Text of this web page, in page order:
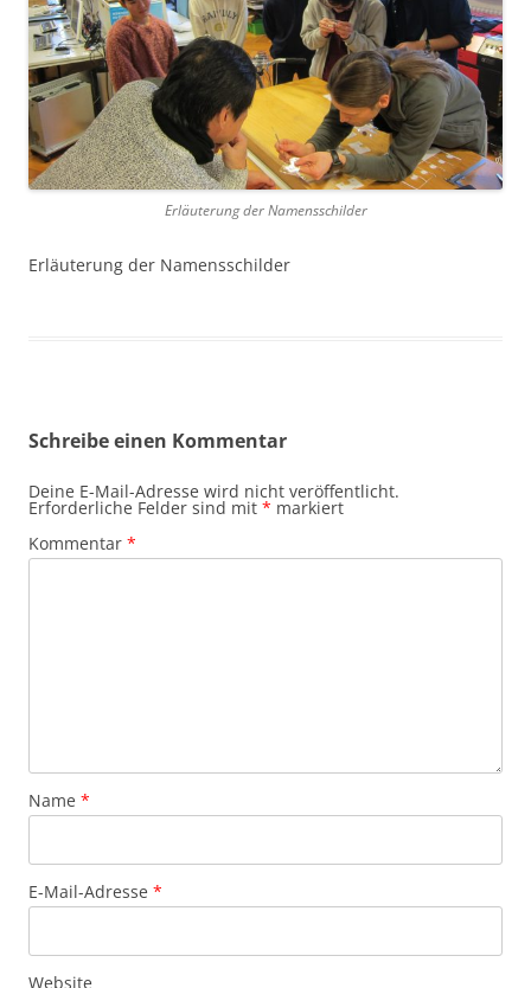
Erläuterung der Namensschilder
Erläuterung der Namensschilder
Schreibe einen Kommentar
Deine E-Mail-Adresse wird nicht veröffentlicht.
Erforderliche Felder sind mit * markiert
Kommentar *
Name *
E-Mail-Adresse *
Website